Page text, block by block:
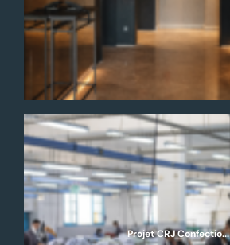
Projet CRJ Confectio...